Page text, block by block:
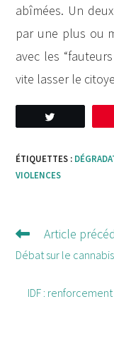
abîmées. Un
par une plus ou
avec les
vite lasser le
ÉTIQUETTES :
VIOLENCES
Lire
d'autres
Article
Débat sur le
IDF :